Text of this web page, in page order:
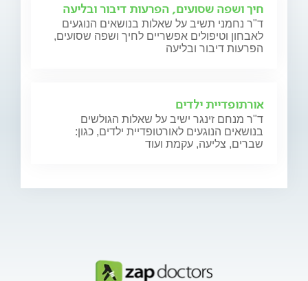
חיך ושפה שסועים, הפרעות דיבור ובליעה
ד"ר נחמני תשיב על שאלות בנושאים הנוגעים
לאבחון וטיפולים אפשריים לחיך ושפה שסועים,
הפרעות דיבור ובליעה
אורתופדיית ילדים
ד"ר מנחם זינגר ישיב על שאלות הגולשים
בנושאים הנוגעים לאורטופדיית ילדים, כגון:
שברים, צליעה, עקמת ועוד